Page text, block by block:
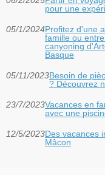
pour une
05/1/2024Profitez d'une
famille ou
canyoning
Basque
05/11/2023Besoin de
? Découvrez
23/7/2023Vacances en
avec une
12/5/2023Des vacances
Mâcon